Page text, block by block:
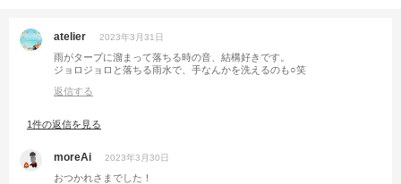
atelier 2023年3月31日
雨がタープに溜まって落ちる時の音、結構好きです。
ジョロジョロと落ちる雨水で、手なんかを洗えるのも○笑
返信する
1件の返信を見る
moreAi 2023年3月30日
おつかれさまでした！